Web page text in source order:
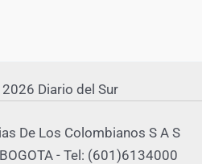
Diario del Sur
De Los Colombianos S A S
- Tel: (601)6134000